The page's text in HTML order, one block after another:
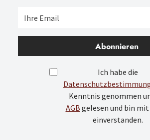
Abonnieren
Ich habe die
Kenntnis genommen
AGB gelesen und bin
einverstanden.